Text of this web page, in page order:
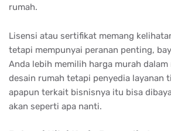
rumah.
Lisensi atau sertifikat memang
tetapi mempunyai peranan penting,
Anda lebih memilih harga murah dalam
desain rumah tetapi penyedia layanan
apapun terkait bisnisnya itu bisa
akan seperti apa nanti.